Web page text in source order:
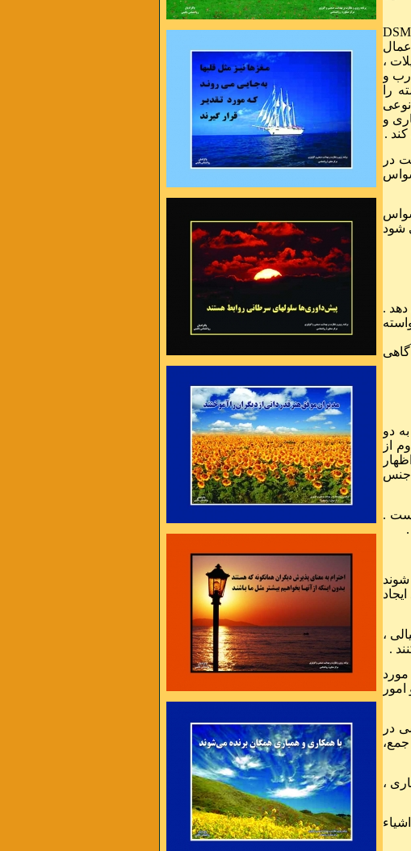
نیافرینمت می میرم
از شاخه اگر نچینمت می میرم
عادت چشم های بی حوصله ام
یک روز اگر نبینمت می میرم
موفق شدن هزار راه نرفته وجود دارد
حل مشکلات و گرفتاریها یک راه اساسی بیشتر نداریم
مان را بیشتر کنیم تا به توانائی برسیم
از طلب ندارم تا کام من بر آید
یا تن رسد به جانان یا جان ز تن بر آید
ایده و فکر ، برنامه ریزی و سازماندهی ، تلاش و کوشش ،
یعنی فرصتی تازه
برخورد با محیط تازه به خود فرصت دهیم ،
به ما کمک خواهد کرد .
،
و
را
و
.
در
شود
.
دو
از
جنس
.
،
.
در
،